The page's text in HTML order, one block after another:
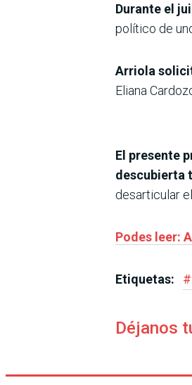
Durante el
político de
Arriola
Eliana
El presente
descubierta
desarticular
Podes leer:
Etiquetas: #
Déjanos